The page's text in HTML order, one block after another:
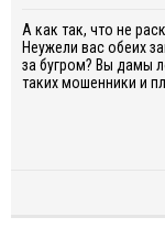
А как так, что не
Неужели вас обеих
за бугром? Вы дамы
таких мошенники и